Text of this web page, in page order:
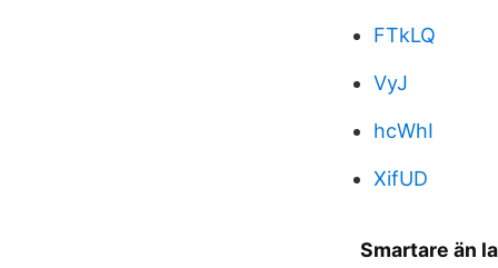
FTkLQ
VyJ
hcWhI
XifUD
Smartare än